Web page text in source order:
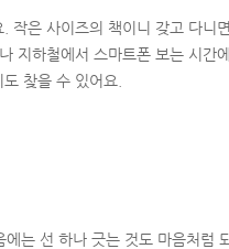
작은 사이즈의 책이니 갖고 다니
지하철에서 스마트폰 보는 시간
찾을 수 있어요.
에는 선 하나 긋는 것도 마음처럼